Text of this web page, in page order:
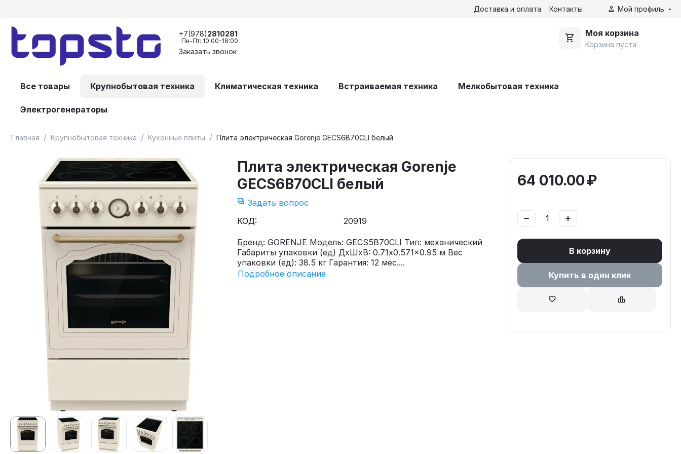
Доставка и оплата Контакты Мой профиль
+7(978)2810281
Пн-Пт: 10:00-18:00
Заказать звонок
Моя корзина
Корзина пуста
Все товары Крупнобытовая техника Климатическая техника Встраиваемая техника Мелкобытовая техника
Электрогенераторы
Главная / Крупнобытовая техника / Кухонные плиты / Плита электрическая Gorenje GECS6B70CLI белый
Плита электрическая Gorenje
GECS6B70CLI белый
Задать вопрос
КОД:
20919
Бренд: GORENJE Модель: GECS5B70CLI Тип: механический
Габариты упаковки (ед) ДхШхВ: 0.71x0.571x0.95 м Вес
упаковки (ед): 38.5 кг Гарантия: 12 мес....
Подробное описание
64 010.00₽
+
−
В корзину
Купить в один клик